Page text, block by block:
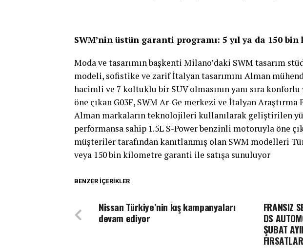
SWM’nin üstün garanti programı: 5 yıl ya da 150
Moda ve tasarımın başkenti Milano’daki SWM tasarım
modeli, sofistike ve zarif İtalyan tasarımını Alman
hacimli ve 7 koltuklu bir SUV olmasının yanı sıra
öne çıkan G03F, SWM Ar-Ge merkezi ve İtalyan
Alman markaların teknolojileri kullanılarak geliştirilen
performansa sahip 1.5L S-Power benzinli motoruyla öne
müşteriler tarafından kanıtlanmış olan SWM modelleri
veya 150 bin kilometre garanti ile satışa sunuluyor
BENZER İÇERIKLER
FRANSIZ
DS
ŞUBAT
Nissan Türkiye’nin kış kampanyaları
devam ediyor